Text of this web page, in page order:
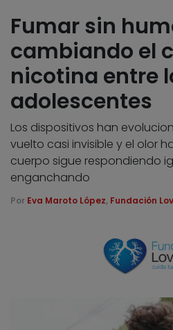
Fumar sin
cambiando el
nicotina entre
adolescentes
Los dispositivos han
vuelto casi invisible y el olor
cuerpo sigue respondiendo
enganchando
Por Eva Maroto López, Fundación